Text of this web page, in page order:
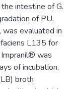
intestine of G.
of PU.
was evaluated in
L135 for
Impranil® was
of incubation,
broth